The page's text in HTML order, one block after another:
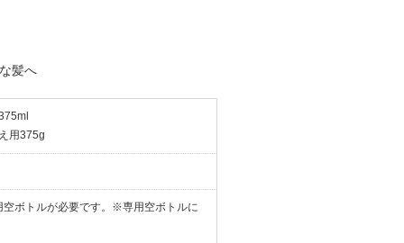
髪へ
用375g
ボトルが必要です。※専用空ボトルに